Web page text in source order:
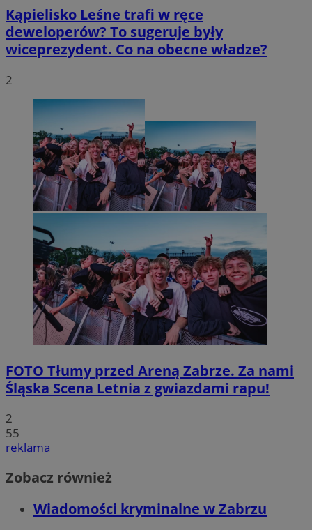
Kąpielisko Leśne trafi w ręce
deweloperów? To sugeruje były
wiceprezydent. Co na obecne władze?
2
FOTO Tłumy przed Areną Zabrze. Za nami
Śląska Scena Letnia z gwiazdami rapu!
2
55
reklama
Zobacz również
Wiadomości kryminalne w Zabrzu